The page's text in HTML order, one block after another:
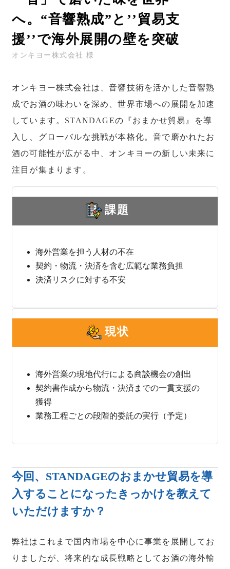
へ。“音響熟成”と’’貿易支
援’’で海外展開の壁を突破
オンキヨー株式会社 様
オンキヨー株式会社は、音響技術を活かした音響熟
成でお酒の味わいを深め、世界市場への展開を加速
しています。STANDAGEの『おまかせ貿易』を導
入し、グローバルな挑戦が本格化。音で磨かれたお
酒の可能性が広がる中、オンキヨーの新しい未来に
注目が集まります。
課題
海外営業を担う人材の不在
契約・物流・決済を含む広範な業務負担
決済リスクに対する不安
現状
海外営業の現地代行による商談機会の創出
契約書作成から物流・決済までの一貫支援の
獲得
業務工程ごとの段階的委託の実行（予定）
今回、STANDAGEのおまかせ貿易を導
入することになったきっかけを教えて
いただけますか？
弊社はこれまで国内市場を中心に事業を展開してお
りましたが、将来的な成長戦略としてお酒の海外輸
林様
吉原様
導入サービス
おまかせ貿易